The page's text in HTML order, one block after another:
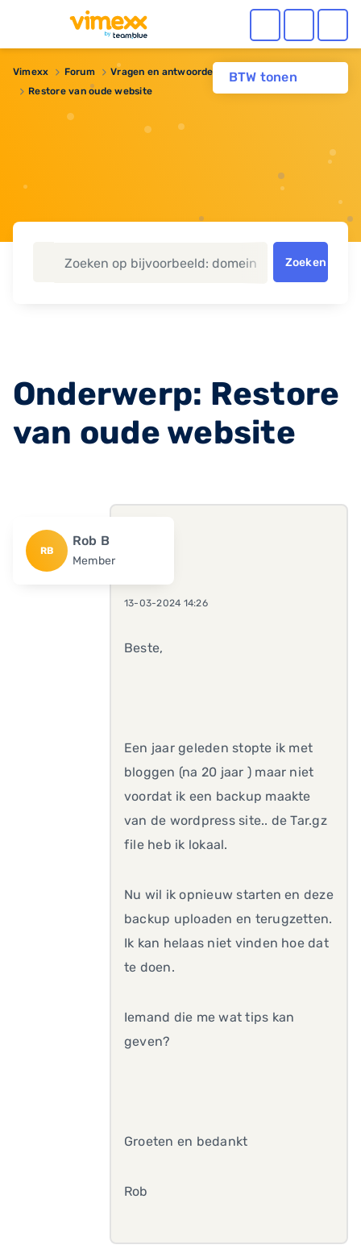
BTW tonen
Vimexx Forum
Vragen en antwoorden
Restore van oude website
Zoeken
Onderwerp: Restore
van oude website
RB
Rob B
Member
13-03-2024 14:26
Beste,
Een jaar geleden stopte ik met
bloggen (na 20 jaar ) maar niet
voordat ik een backup maakte
van de wordpress site.. de Tar.gz
file heb ik lokaal.
Nu wil ik opnieuw starten en deze
backup uploaden en terugzetten.
Ik kan helaas niet vinden hoe dat
te doen.
Iemand die me wat tips kan
geven?
Groeten en bedankt
Rob